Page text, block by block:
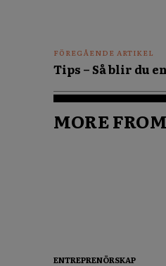
FÖREGÅENDE ARTIKEL
Tips – Så blir du
MORE
ENTREPRENÖRSKAP